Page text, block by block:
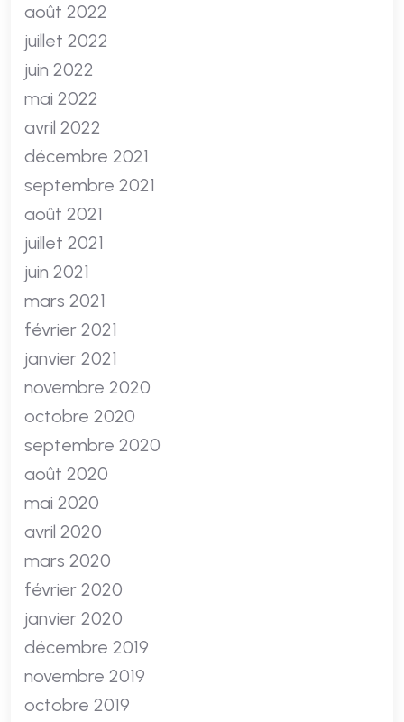
août 2022
juillet 2022
juin 2022
mai 2022
avril 2022
décembre 2021
septembre 2021
août 2021
juillet 2021
juin 2021
mars 2021
février 2021
janvier 2021
novembre 2020
octobre 2020
septembre 2020
août 2020
mai 2020
avril 2020
mars 2020
février 2020
janvier 2020
décembre 2019
novembre 2019
octobre 2019